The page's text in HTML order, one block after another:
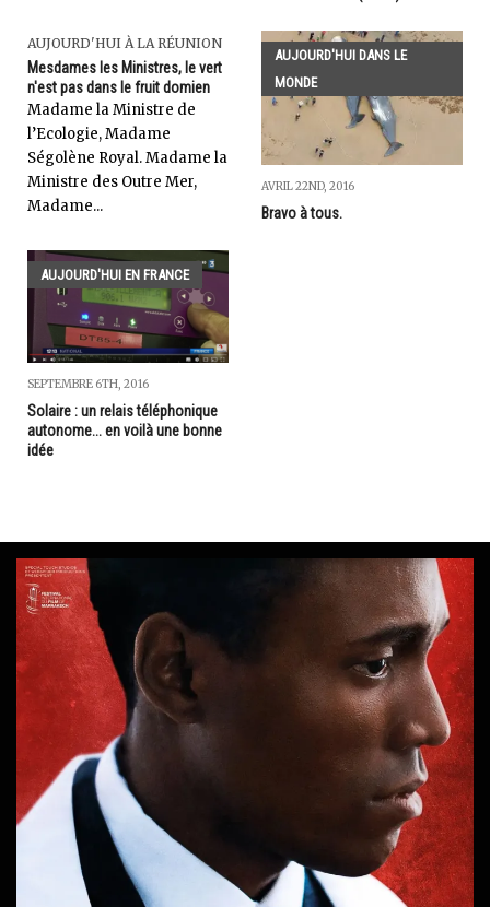
AUJOURD'HUI À LA RÉUNION
Mesdames les Ministres, le vert
n'est pas dans le fruit domien
Madame la Ministre de
l’Ecologie, Madame
Ségolène Royal. Madame la
Ministre des Outre Mer,
Madame...
AUJOURD'HUI DANS LE
MONDE
AVRIL 22ND, 2016
Bravo à tous.
AUJOURD'HUI EN FRANCE
SEPTEMBRE 6TH, 2016
Solaire : un relais téléphonique
autonome... en voilà une bonne
idée